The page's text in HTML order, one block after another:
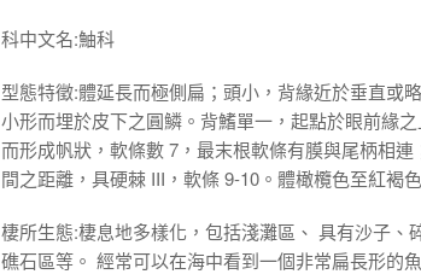
科中文名:鮋科
型態特徵:體延長而極側扁；頭小，背緣近於垂直或
小形而埋於皮下之圓鱗。背鰭單一，起點於眼前緣
而形成帆狀，軟條數 7，最末根軟條有膜與尾柄相
間之距離，具硬棘 III，軟條 9-10。體橄欖色至紅褐
棲所生態:棲息地多樣化，包括淺灘區、 具有沙子、
礁石區等。 經常可以在海中看到一個非常扁長形的